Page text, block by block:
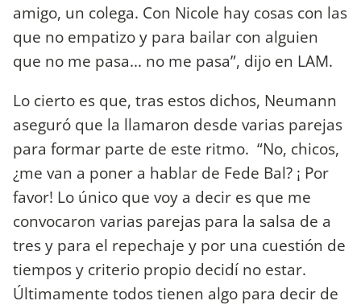
amigo, un colega. Con Nicole hay cosas con las
que no empatizo y para bailar con alguien
que no me pasa... no me pasa”, dijo en LAM.
Lo cierto es que, tras estos dichos, Neumann
aseguró que la llamaron desde varias parejas
para formar parte de este ritmo. “No, chicos,
¿me van a poner a hablar de Fede Bal? ¡ Por
favor! Lo único que voy a decir es que me
convocaron varias parejas para la salsa de a
tres y para el repechaje y por una cuestión de
tiempos y criterio propio decidí no estar.
Últimamente todos tienen algo para decir de